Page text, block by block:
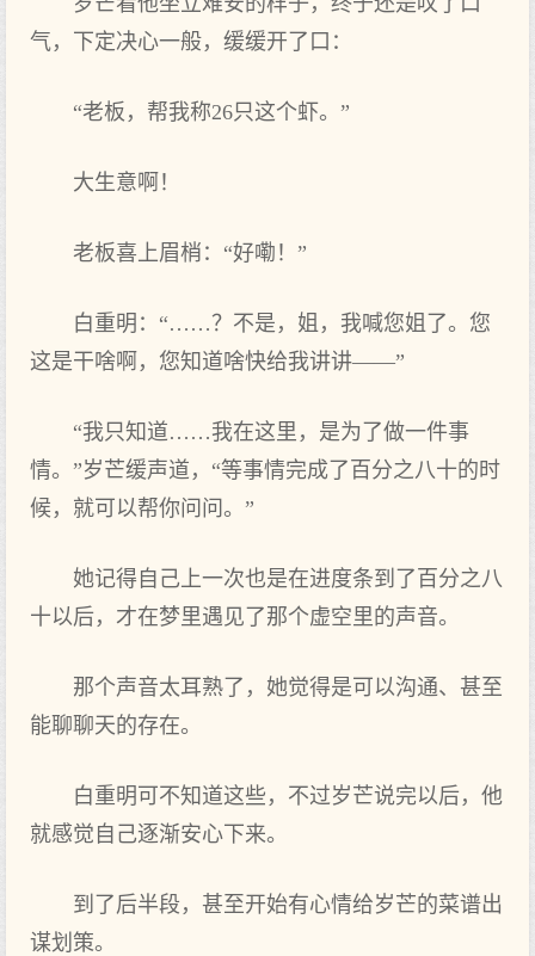
气，下定决心一般，缓缓开了口：
“老板，帮我称26只这个虾。”
大生意啊！
老板喜上眉梢：“好嘞！”
白重明：“……？不是，姐，我喊您姐了。您
这是干啥啊，您知道啥快给我讲讲——”
“我只知道……我在这里，是为了做一件事
情。”岁芒缓声道，“等事情完成了百分之八十的时
候，就可以帮你问问。”
她记得自己上一次也是在进度条到了百分之八
十以后，才在梦里遇见了那个虚空里的声音。
那个声音太耳熟了，她觉得是可以沟通、甚至
能聊聊天的存在。
白重明可不知道这些，不过岁芒说完以后，他
就感觉自己逐渐安心下来。
到了后半段，甚至开始有心情给岁芒的菜谱出
谋划策。